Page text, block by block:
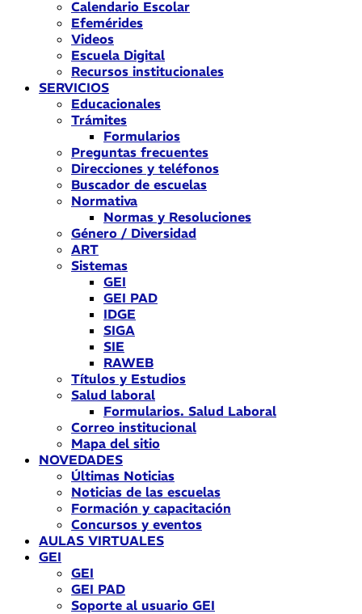
Calendario Escolar
Efemérides
Videos
Escuela Digital
Recursos institucionales
SERVICIOS
Educacionales
Trámites
Formularios
Preguntas frecuentes
Direcciones y teléfonos
Buscador de escuelas
Normativa
Normas y Resoluciones
Género / Diversidad
ART
Sistemas
GEI
GEI PAD
IDGE
SIGA
SIE
RAWEB
Títulos y Estudios
Salud laboral
Formularios. Salud Laboral
Correo institucional
Mapa del sitio
NOVEDADES
Últimas Noticias
Noticias de las escuelas
Formación y capacitación
Concursos y eventos
AULAS VIRTUALES
GEI
GEI
GEI PAD
Soporte al usuario GEI